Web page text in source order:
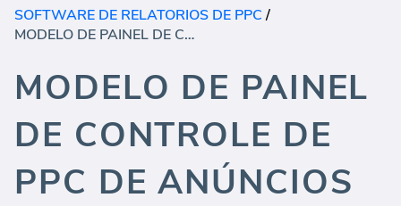
SOFTWARE DE RELATORIOS DE PPC/
MODELO DE PAINEL DE CONTROLE DE PPC DE ANÚNCIOS DO LINKEDIN
MODELO DE PAINEL
DE CONTROLE DE
PPC DE ANÚNCIOS